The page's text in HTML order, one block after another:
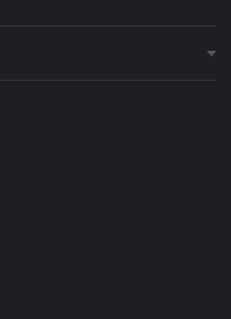
Key?
CD Key?